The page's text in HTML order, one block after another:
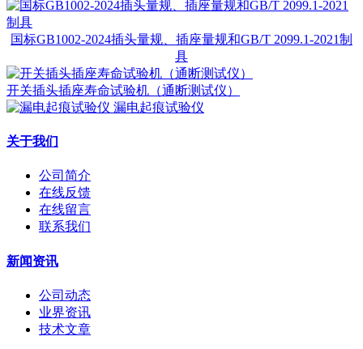
国标GB1002-2024插头量规、插座量规和GB/T 2099.1-2021制
具
开关插头插座寿命试验机（通断测试仪）
漏电起痕试验仪
关于我们
公司简介
在线反馈
在线留言
联系我们
新闻资讯
公司动态
业界资讯
技术文章